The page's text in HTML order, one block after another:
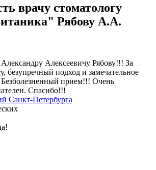
врачу стоматологу
Рябову А.А.
Алексеевичу Рябову!!! За
безупречный подход и замечательное
прием!!! Очень
Спасибо!!!